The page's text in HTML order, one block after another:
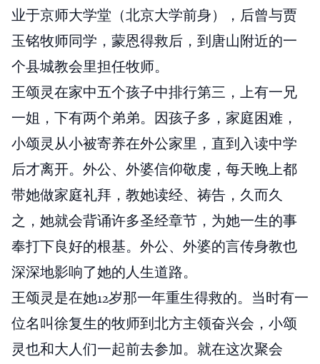
业于京师大学堂（北京大学前身），后曾与贾
玉铭牧师同学，蒙恩得救后，到唐山附近的一
个县城教会里担任牧师。
王颂灵在家中五个孩子中排行第三，上有一兄
一姐，下有两个弟弟。因孩子多，家庭困难，
小颂灵从小被寄养在外公家里，直到入读中学
后才离开。外公、外婆信仰敬虔，每天晚上都
带她做家庭礼拜，教她读经、祷告，久而久
之，她就会背诵许多圣经章节，为她一生的事
奉打下良好的根基。外公、外婆的言传身教也
深深地影响了她的人生道路。
王颂灵是在她12岁那一年重生得救的。当时有一
位名叫徐复生的牧师到北方主领奋兴会，小颂
灵也和大人们一起前去参加。就在这次聚会